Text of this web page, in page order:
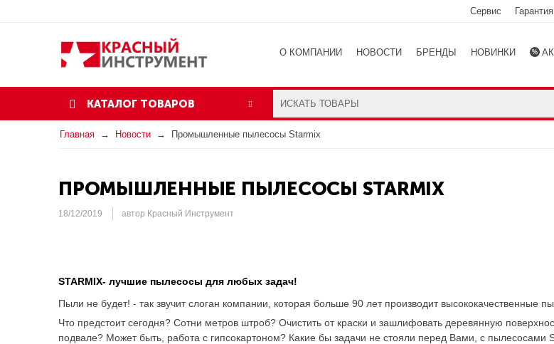
Сервис
О КОМПАНИИ НОВОСТИ БРЕНДЫ НОВИНКИ
КАТАЛОГ ТОВАРОВ
Главная Новости Промышленные пылесосы Starmix
ПРОМЫШЛЕННЫЕ ПЫЛЕСОСЫ STARMIX
18/12/2019 автор Красный Инструмент
STARMIX- лучшие пылесосы для любых задач!
Пыли не будет! - так звучит слоган компании, которая больше 90 лет производит высококачественные
Что предстоит сегодня? Сотни метров штроб? Очистить от краски и зашлифовать деревянную
подвале? Может быть, работа с гипсокартоном? Какие бы задачи не стояли перед Вами, с пылесосами